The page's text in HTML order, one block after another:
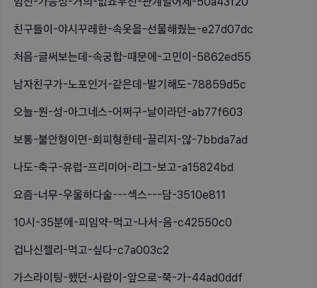
친구들이-야시꾸레한-속옷을-선물해줬는-e27d07dc
처음-글써보는데-속궁합-때문에-고민이-5862ed55
남자친구가-노포인거-같은데-발기해도-78859d5c
오늘-뭔-성-아그네스-어쩌구-날이라던-ab77f603
보통-불안형이면-회피형한테-끌리지-않-7bbda7ad
나도-축구-유럽-프리미어-리그-보고-a15824bd
요즘-너무-우울하다술---섹스---담-3510e811
10시-35분에-피임약-먹고-나서-음-c42550c0
겁나신젤리-먹고-싶다-c7a003c2
가스라이팅-했던-사람이-앞으로-쭉-가-44ad0ddf